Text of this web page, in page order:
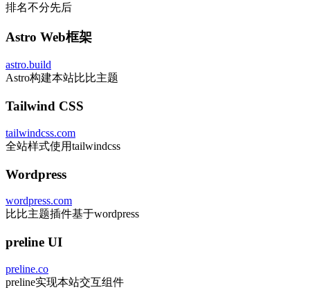
排名不分先后
Astro Web框架
astro.build
Astro构建本站比比主题
Tailwind CSS
tailwindcss.com
全站样式使用tailwindcss
Wordpress
wordpress.com
比比主题插件基于wordpress
preline UI
preline.co
preline实现本站交互组件